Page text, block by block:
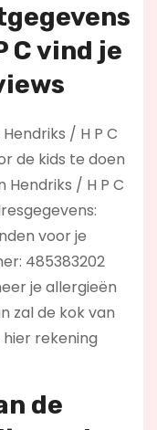
C vind je
/ H P C
de kids te doen
Hendriks / H P C
voor je
485383202
je allergieën
zal de kok van
hier rekening
de